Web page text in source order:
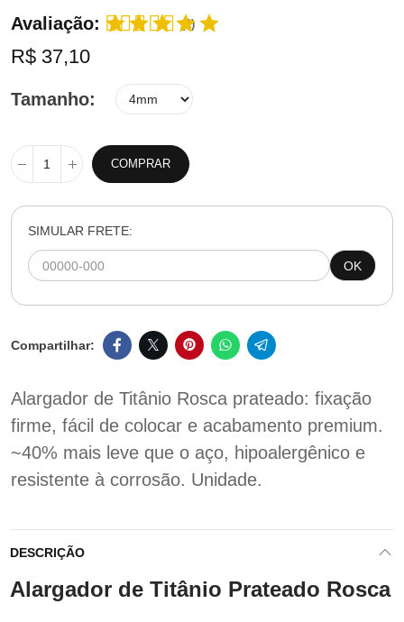
Avaliação:
(2)
R$ 37,10
Tamanho
COMPRAR
SIMULAR FRETE:
OK
Alargador de Titânio Rosca prateado: fixação
firme, fácil de colocar e acabamento premium.
~40% mais leve que o aço, hipoalergênico e
resistente à corrosão. Unidade.
DESCRIÇÃO
Alargador de Titânio Prateado Rosca